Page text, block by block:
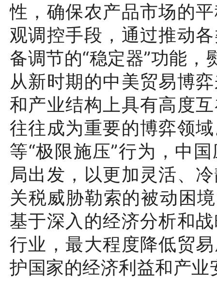
性，确保农产品市场的
观调控手段，通过推动
备调节的“稳定器”功能，
从新时期的中美贸易博
和产业结构上具有高度
往往成为重要的博弈领
等“极限施压”行为，中
局出发，以更加灵活、
关税威胁勒索的被动困
基于深入的经济分析和
行业，最大程度降低贸
护国家的经济利益和产业